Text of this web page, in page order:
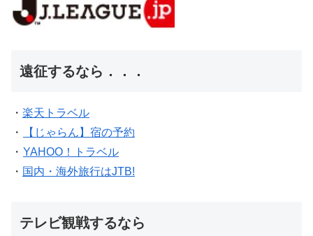
遠征するなら．．．
・ 楽天トラベル
・
【じゃらん】宿の予約
・ YAHOO！トラベル
・ 国内・海外旅行はJTB!
テレビ観戦するなら